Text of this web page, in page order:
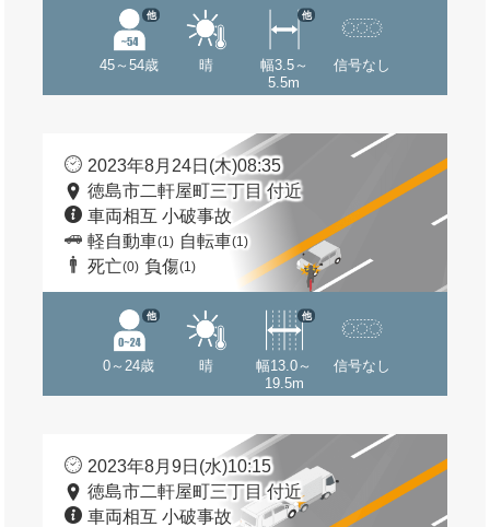
45～54歳
他
晴
幅3.5～
5.5m
他
信号なし
2023年8月24日(木)08:35
徳島市二軒屋町三丁目 付近
車両相互 小破事故
軽自動車(1) 自転車(1)
死亡(0) 負傷(1)
0～24歳
他
晴
幅13.0～
19.5m
他
信号なし
2023年8月9日(水)10:15
徳島市二軒屋町三丁目 付近
車両相互 小破事故